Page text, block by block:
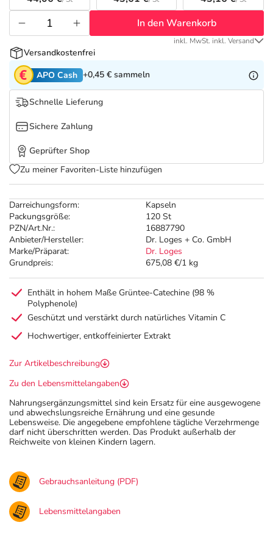
Tierapotheke
Vitamine & Mineralstoffe
Marken
Salus Deals
Darreichungsform:
Kapseln
Packungsgröße:
120 St
PZN/Art.Nr.:
16887790
Anbieter/Hersteller:
Dr. Loges + Co. GmbH
Marke/Präparat:
Dr. Loges
Grundpreis:
675,08 €/1 kg
In den Warenkorb
inkl. MwSt. inkl. Versand
Versandkostenfrei
APO Cash +0,45 € sammeln
Schnelle Lieferung
Sichere Zahlung
Geprüfter Shop
Zu meiner Favoriten-Liste hinzufügen
Enthält in hohem Maße Grüntee-Catechine (98 %
Polyphenole)
Geschützt und verstärkt durch natürliches Vitamin C
Hochwertiger, entkoffeinierter Extrakt
Zur Artikelbeschreibung
Zu den Lebensmittelangaben
Nahrungsergänzungsmittel sind kein Ersatz für eine ausgewogene
und abwechslungsreiche Ernährung und eine gesunde
Lebensweise. Die angegebene empfohlene tägliche Verzehrmenge
darf nicht überschritten werden. Das Produkt außerhalb der
Reichweite von kleinen Kindern lagern.
Gebrauchsanleitung (PDF)
Lebensmittelangaben